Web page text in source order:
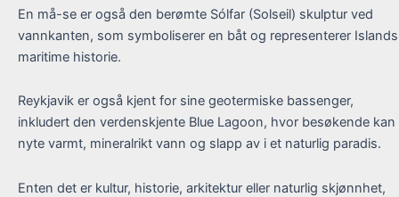
En må-se er også den berømte Sólfar (Solseil) skulptur ved
vannkanten, som symboliserer en båt og representerer Islands
maritime historie.
Reykjavik er også kjent for sine geotermiske bassenger,
inkludert den verdenskjente Blue Lagoon, hvor besøkende kan
nyte varmt, mineralrikt vann og slapp av i et naturlig paradis.
Enten det er kultur, historie, arkitektur eller naturlig skjønnhet,